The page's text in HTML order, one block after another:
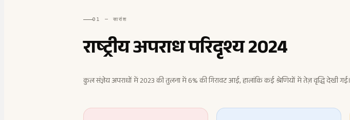
01 — सारांश
राष्ट्रीय अपराध परिदृश्य 2024
कुल संज्ञेय अपराधों में 2023 की तुलना में 6% की गिरावट आई, हालांकि कई श्रेणियों में तेज़ वृद्धि देखी गई।